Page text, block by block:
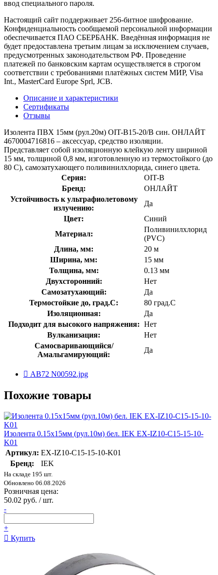
ввод специального пароля.
Настоящий сайт поддерживает 256-битное шифрование.
Конфиденциальность сообщаемой персональной информации
обеспечивается ПАО СБЕРБАНК. Введённая информация не
будет предоставлена третьим лицам за исключением случаев,
предусмотренных законодательством РФ. Проведение
платежей по банковским картам осуществляется в строгом
соответствии с требованиями платёжных систем МИР, Visa
Int., MasterCard Europe Sprl, JCB.
Описание и характеристики
Сертификаты
Отзывы
Изолента ПВХ 15мм (рул.20м) OIT-B15-20/B син. ОНЛАЙТ
4670004716816 – аксессуар, средство изоляции.
Представляет собой изоляционную клейкую ленту шириной
15 мм, толщиной 0,8 мм, изготовленную из термостойкого (до
80 С), самозатухающего поливинилхлорида, синего цвета.
Серия:
OIT-B
Бренд:
ОНЛАЙТ
Устойчивость к ультрафиолетовому
излучению:
Да
Цвет:
Синий
Материал:
Поливинилхлорид
(PVC)
Длина, мм:
20 м
Ширина, мм:
15 мм
Толщина, мм:
0.13 мм
Двухсторонний:
Нет
Самозатухающий:
Да
Термостойкие до, град.C:
80 град.C
Изоляционная:
Да
Подходит для высокого напряжения: Нет
Вулканизация:
Нет
Самосваривающийся/
Амальгамирующий:
Да
AB72 N00592.jpg
Похожие товары
Изолента 0.15х15мм (рул.10м) бел. IEK EX-IZ10-C15-15-10-
K01
Артикул: EX-IZ10-C15-15-10-K01
Бренд:
IEK
На складе 195 шт.
Обновлено 06.08.2026
Розничная цена:
50.02 руб. / шт.
-
+
Купить